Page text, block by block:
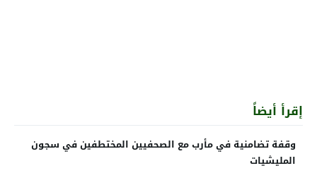
إقرأ أيضاً
وقفة تضامنية في مأرب مع الصحفيين المختطفين في سجون
المليشيات